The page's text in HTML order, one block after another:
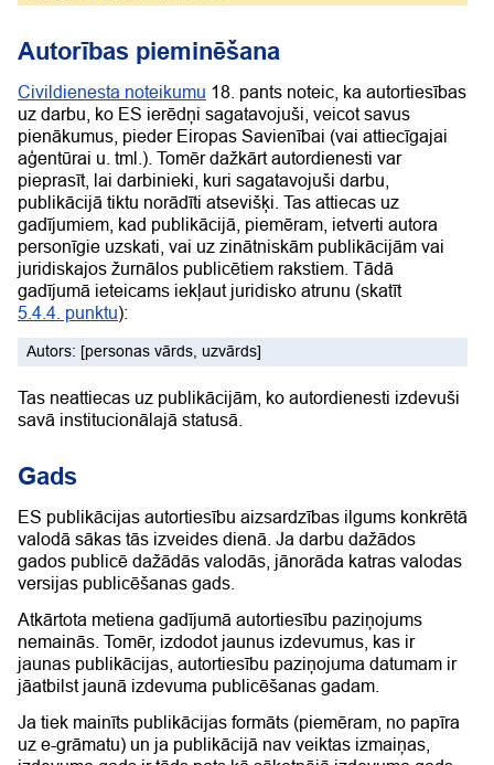
Autorības pieminēšana
Civildienesta noteikumu 18. pants noteic, ka autortiesības
uz darbu, ko ES ierēdņi sagatavojuši, veicot savus
pienākumus, pieder Eiropas Savienībai (vai attiecīgajai
aģentūrai u. tml.). Tomēr dažkārt autordienesti var
pieprasīt, lai darbinieki, kuri sagatavojuši darbu,
publikācijā tiktu norādīti atsevišķi. Tas attiecas uz
gadījumiem, kad publikācijā, piemēram, ietverti autora
personīgie uzskati, vai uz zinātniskām publikācijām vai
juridiskajos žurnālos publicētiem rakstiem. Tādā
gadījumā ieteicams iekļaut juridisko atrunu (skatīt
5.4.4. punktu):
Autors: [personas vārds, uzvārds]
Tas neattiecas uz publikācijām, ko autordienesti izdevuši
savā institucionālajā statusā.
Gads
ES publikācijas autortiesību aizsardzības ilgums konkrētā
valodā sākas tās izveides dienā. Ja darbu dažādos
gados publicē dažādās valodās, jānorāda katras valodas
versijas publicēšanas gads.
Atkārtota metiena gadījumā autortiesību paziņojums
nemainās. Tomēr, izdodot jaunus izdevumus, kas ir
jaunas publikācijas, autortiesību paziņojuma datumam ir
jāatbilst jaunā izdevuma publicēšanas gadam.
Ja tiek mainīts publikācijas formāts (piemēram, no papīra
uz e-grāmatu) un ja publikācijā nav veiktas izmaiņas,